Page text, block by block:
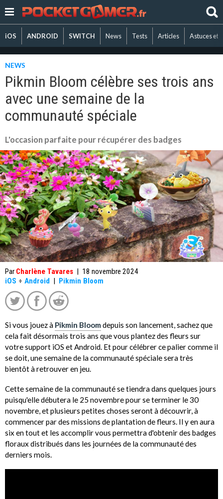
iOS ANDROID SWITCH News Tests Articles Astuces et
NEWS
Pikmin Bloom célèbre ses trois ans
avec une semaine de la
communauté spéciale
L'occasion parfaite pour récupérer des badges
Par Charlène Tavares | 18 novembre 2024
iOS + Android | Pikmin Bloom
Si vous jouez à Pikmin Bloom depuis son lancement, sachez que
cela fait désormais trois ans que vous plantez des fleurs sur
votre support iOS et Android. Et pour célébrer ce palier comme il
se doit, une semaine de la communauté spéciale sera très
bientôt à retrouver en jeu.
Cette semaine de la communauté se tiendra dans quelques jours
puisqu'elle débutera le 25 novembre pour se terminer le 30
novembre, et plusieurs petites choses seront à découvrir, à
commencer par des missions de plantation de fleurs. Il y en aura
six en tout et les accomplir vous permettra d'obtenir des badges
floraux distribués dans les journées de la communauté des
derniers mois.